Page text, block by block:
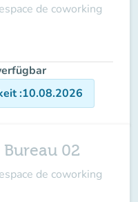
de coworking
:10.08.2026
02
de coworking